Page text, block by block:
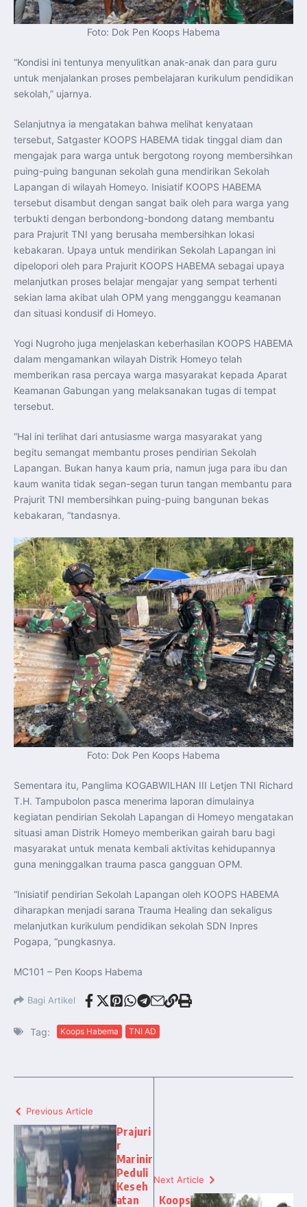
Foto: Dok Pen Koops Habema
“Kondisi ini tentunya menyulitkan anak-anak dan para guru
untuk menjalankan proses pembelajaran kurikulum pendidikan
sekolah,” ujarnya.
Selanjutnya ia mengatakan bahwa melihat kenyataan
tersebut, Satgaster KOOPS HABEMA tidak tinggal diam dan
mengajak para warga untuk bergotong royong membersihkan
puing-puing bangunan sekolah guna mendirikan Sekolah
Lapangan di wilayah Homeyo. Inisiatif KOOPS HABEMA
tersebut disambut dengan sangat baik oleh para warga yang
terbukti dengan berbondong-bondong datang membantu
para Prajurit TNI yang berusaha membersihkan lokasi
kebakaran. Upaya untuk mendirikan Sekolah Lapangan ini
dipelopori oleh para Prajurit KOOPS HABEMA sebagai upaya
melanjutkan proses belajar mengajar yang sempat terhenti
sekian lama akibat ulah OPM yang mengganggu keamanan
dan situasi kondusif di Homeyo.
Yogi Nugroho juga menjelaskan keberhasilan KOOPS HABEMA
dalam mengamankan wilayah Distrik Homeyo telah
memberikan rasa percaya warga masyarakat kepada Aparat
Keamanan Gabungan yang melaksanakan tugas di tempat
tersebut.
“Hal ini terlihat dari antusiasme warga masyarakat yang
begitu semangat membantu proses pendirian Sekolah
Lapangan. Bukan hanya kaum pria, namun juga para ibu dan
kaum wanita tidak segan-segan turun tangan membantu para
Prajurit TNI membersihkan puing-puing bangunan bekas
kebakaran, “tandasnya.
Foto: Dok Pen Koops Habema
Sementara itu, Panglima KOGABWILHAN III Letjen TNI Richard
T.H. Tampubolon pasca menerima laporan dimulainya
kegiatan pendirian Sekolah Lapangan di Homeyo mengatakan
situasi aman Distrik Homeyo memberikan gairah baru bagi
masyarakat untuk menata kembali aktivitas kehidupannya
guna meninggalkan trauma pasca gangguan OPM.
“Inisiatif pendirian Sekolah Lapangan oleh KOOPS HABEMA
diharapkan menjadi sarana Trauma Healing dan sekaligus
melanjutkan kurikulum pendidikan sekolah SDN Inpres
Pogapa, “pungkasnya.
MC101 – Pen Koops Habema
Bagi Artikel
Tag: Koops Habema TNI AD
Previous Article
Prajuri
r
Marinir
Peduli
Keseh
atan
Next Article
Koops